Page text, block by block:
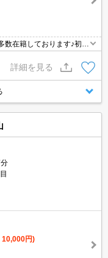
在籍しております♪初期
・オンライン契約等弊社
ではネットに掲載されて
気になる物件は全て申し
詳細を見る
10,000円)